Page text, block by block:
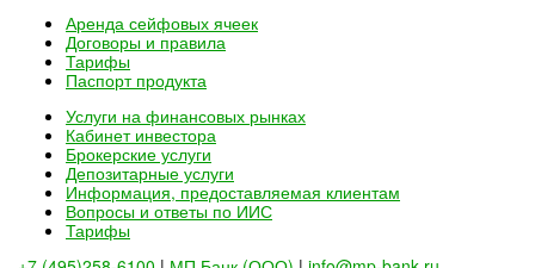
Аренда сейфовых ячеек
Договоры и правила
Тарифы
Паспорт продукта
Услуги на финансовых рынках
Кабинет инвестора
Брокерские услуги
Депозитарные услуги
Информация, предоставляемая клиентам
Вопросы и ответы по ИИС
Тарифы